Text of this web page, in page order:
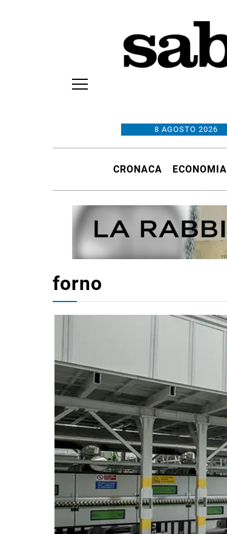
8 AGOSTO 2026
CRONACA ECONOMIA
forno